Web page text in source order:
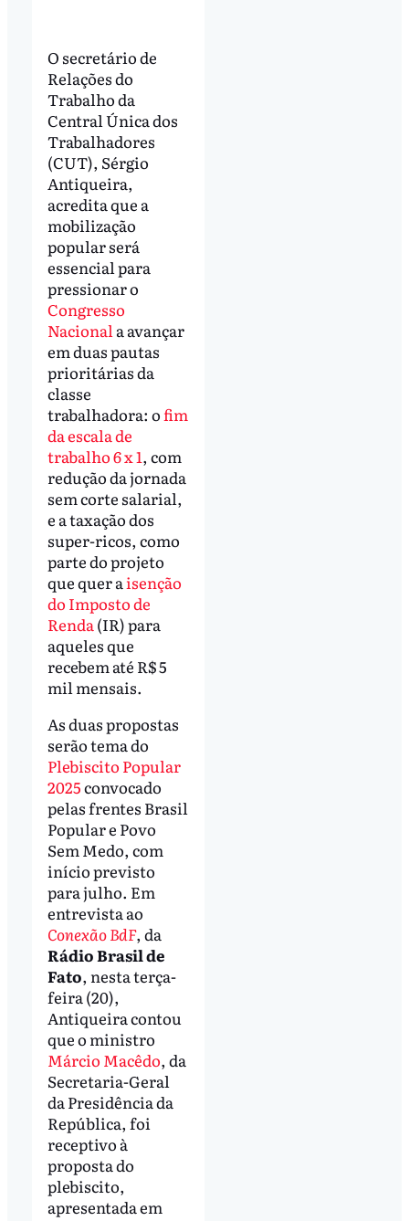
O secretário de
Relações do
Trabalho da
Central Única dos
Trabalhadores
(CUT), Sérgio
Antiqueira,
acredita que a
mobilização
popular será
essencial para
pressionar o
Congresso
Nacional a avançar
em duas pautas
prioritárias da
classe
trabalhadora: o fim
da escala de
trabalho 6 x 1, com
redução da jornada
sem corte salarial,
e a taxação dos
super-ricos, como
parte do projeto
que quer a isenção
do Imposto de
Renda (IR) para
aqueles que
recebem até R$ 5
mil mensais.
As duas propostas
serão tema do
Plebiscito Popular
2025convocado
pelas frentes Brasil
Popular e Povo
Sem Medo, com
início previsto
para julho. Em
entrevista ao
Conexão BdF, da
Rádio Brasil de
Fato, nesta terça-
feira (20),
Antiqueira contou
que o ministro
Márcio Macêdo, da
Secretaria-Geral
da Presidência da
República, foi
receptivo à
proposta do
plebiscito,
apresentada em